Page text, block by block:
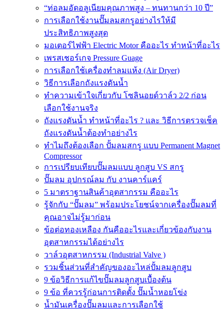
“ท่อลมอัดอลูเนียมคุณภาพสูง – ทนทานกว่า 10 ปี”
การเลือกใช้งานปั๊มลมสกรูอย่างไรให้มี
ประสิทธิภาพสูงสุด
มอเตอร์ไฟฟ้า Electric Motor คืออะไร ทำหน้าที่อะไร
เพรสเชอร์เกจ Pressure Guage
การเลือกใช้เครื่องทำลมแห้ง (Air Dryer)
วิธีการเลือกถังแรงดันน้ำ
ทำความเข้าใจเกี่ยวกับ โซลินอยด์วาล์ว 2/2 ก่อน
เลือกใช้งานจริง
ถังแรงดันน้ำ ทำหน้าที่อะไร ? และ วิธีการตรวจเช็ค
ถังแรงดันน้ำต้องทำอย่างไร
ทำไมถึงต้องเลือก ปั้มลมสกรู แบบ Permanent Magnet
Compressor
การเปรียบเทียบปั๊มลมแบบ ลูกสูบ VS สกรู
ปั๊มลม อุปกรณ์ลม กับ งานคาร์แคร์
5 มาตราฐานสินค้าอุตสากรรม คืออะไร
รู้จักกับ “ปั๊มลม” พร้อมประโยชน์จากเครื่องปั๊มลมที่
คุณอาจไม่รู้มาก่อน
ข้อต่อทองเหลือง กันคืออะไรและเกี่ยวข้องกับงาน
อุตสาหกรรมได้อย่างไร
วาล์วอุตสาหกรรม (Industrial Valve )
รวมชิ้นส่วนที่สำคัญของอะไหล่ปั้มลมลูกสูบ
9 ข้อวิธีการแก้ไขปั๊มลมลูกสูบเบื้องต้น
9 ข้อ ที่ควรรู้ก่อนการติดตั้ง ปั๊มน้ำหอยโข่ง
น้ำมันเครื่องปั๊มลมและการเลือกใช้